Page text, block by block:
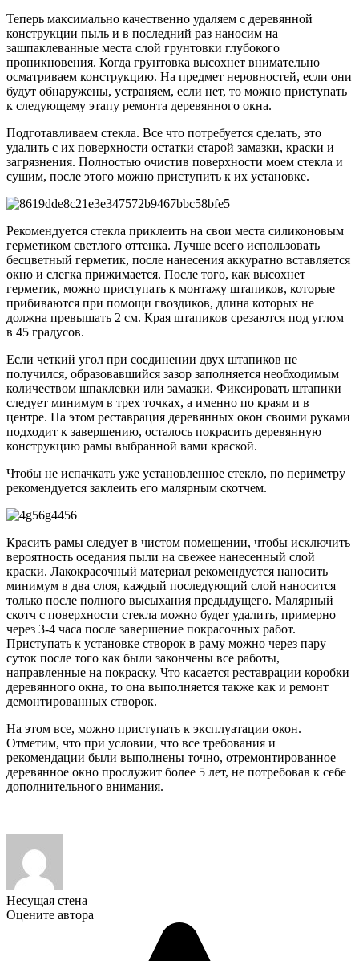
Теперь максимально качественно удаляем с деревянной
конструкции пыль и в последний раз наносим на
зашпаклеванные места слой грунтовки глубокого
проникновения. Когда грунтовка высохнет внимательно
осматриваем конструкцию. На предмет неровностей, если они
будут обнаружены, устраняем, если нет, то можно приступать
к следующему этапу ремонта деревянного окна.
Подготавливаем стекла. Все что потребуется сделать, это
удалить с их поверхности остатки старой замазки, краски и
загрязнения. Полностью очистив поверхности моем стекла и
сушим, после этого можно приступить к их установке.
Рекомендуется стекла приклеить на свои места силиконовым
герметиком светлого оттенка. Лучше всего использовать
бесцветный герметик, после нанесения аккуратно вставляется
окно и слегка прижимается. После того, как высохнет
герметик, можно приступать к монтажу штапиков, которые
прибиваются при помощи гвоздиков, длина которых не
должна превышать 2 см. Края штапиков срезаются под углом
в 45 градусов.
Если четкий угол при соединении двух штапиков не
получился, образовавшийся зазор заполняется необходимым
количеством шпаклевки или замазки. Фиксировать штапики
следует минимум в трех точках, а именно по краям и в
центре. На этом реставрация деревянных окон своими руками
подходит к завершению, осталось покрасить деревянную
конструкцию рамы выбранной вами краской.
Чтобы не испачкать уже установленное стекло, по периметру
рекомендуется заклеить его малярным скотчем.
Красить рамы следует в чистом помещении, чтобы исключить
вероятность оседания пыли на свежее нанесенный слой
краски. Лакокрасочный материал рекомендуется наносить
минимум в два слоя, каждый последующий слой наносится
только после полного высыхания предыдущего. Малярный
скотч с поверхности стекла можно будет удалить, примерно
через 3-4 часа после завершение покрасочных работ.
Приступать к установке створок в раму можно через пару
суток после того как были закончены все работы,
направленные на покраску. Что касается реставрации коробки
деревянного окна, то она выполняется также как и ремонт
демонтированных створок.
На этом все, можно приступать к эксплуатации окон.
Отметим, что при условии, что все требования и
рекомендации были выполнены точно, отремонтированное
деревянное окно прослужит более 5 лет, не потребовав к себе
дополнительного внимания.
Несущая стена
Оцените автора